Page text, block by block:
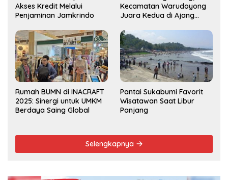
Akses Kredit Melalui
Penjaminan Jamkrindo
Kecamatan Warudoyong
Juara Kedua di Ajang
2025
Rumah BUMN di INACRAFT
2025: Sinergi untuk UMKM
Berdaya Saing Global
Pantai Sukabumi Favorit
Wisatawan Saat Libur
Panjang
Selengkapnya